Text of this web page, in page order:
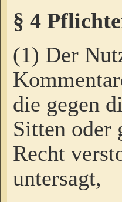
§ 4
(1) Der
die gegen
Sitten oder
Recht
untersagt,